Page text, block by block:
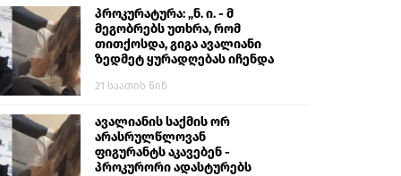
პროკურატურა: „ნ. ი. - მ
მეგობრებს უთხრა, რომ
თითქოსდა, გიგა ავალიანი
ზედმეტ ყურადღებას იჩენდა
ალექსანდრე გაბაშვილი
გიგა ავალიანს“
21 საათის წინ
ავალიანის საქმის ორ
არასრულწლოვან
ფიგურანტს აკავებენ -
პროკურორი ადასტურებს